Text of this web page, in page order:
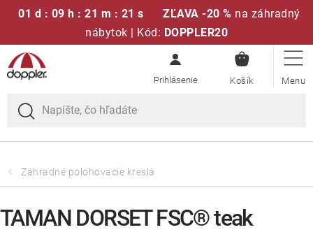
01 d : 09 h : 21 m : 21 s ZĽAVA -20 % na záhradný
nábytok | Kód: DOPPLER20
Prejsť
na
obsah
KOŠÍK
Sedacie súpravy
Slnečníky
Polstre a sedáky
Záhradné polohovacie kreslá
TAMAN DORSET FSC® teak